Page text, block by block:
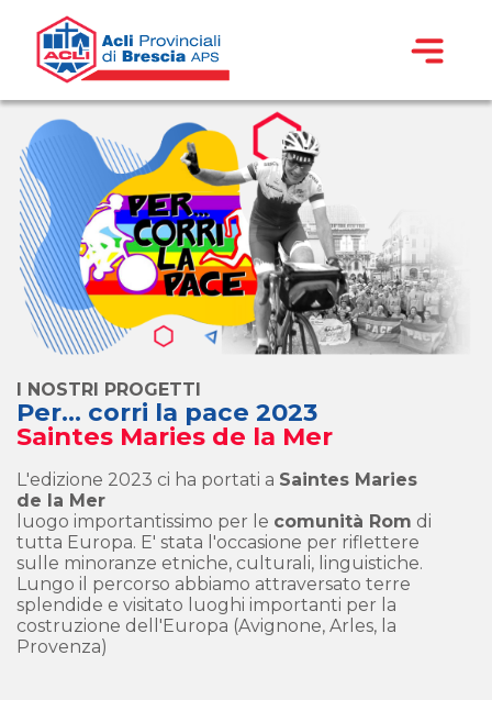
I NOSTRI PROGETTI
Per... corri la pace 2023
Saintes Maries de la Mer
L'edizione 2023 ci ha portati a Saintes Maries
de la Mer
luogo importantissimo per le comunità Rom di
tutta Europa. E' stata l'occasione per riflettere
sulle minoranze etniche, culturali, linguistiche.
Lungo il percorso abbiamo attraversato terre
splendide e visitato luoghi importanti per la
costruzione dell'Europa (Avignone, Arles, la
Provenza)